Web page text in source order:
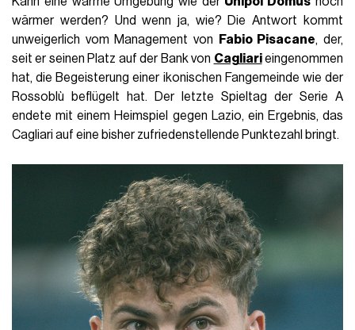
wärmer werden? Und wenn ja, wie? Die Antwort kommt
unweigerlich vom Management von
Fabio Pisacane, der,
seit er seinen Platz auf der Bank von Cagliarieingenommen
hat, die Begeisterung einer ikonischen Fangemeinde wie der
Rossoblù beflügelt hat. Der letzte Spieltag der Serie A
endete mit einem Heimspiel gegen Lazio, ein Ergebnis, das
Cagliari auf eine bisher zufriedenstellende Punktezahl bringt.